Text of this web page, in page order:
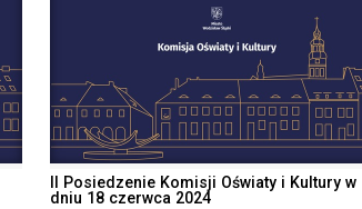
II Posiedzenie Komisji Oświaty i Kultury w
dniu 18 czerwca 2024